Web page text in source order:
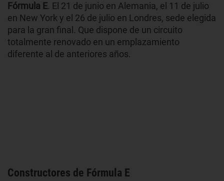
Fórmula E. El 21 de junio en Alemania, el 11 de julio
en New York y el 26 de julio en Londres, sede elegida
para la gran final. Que dispone de un circuito
totalmente renovado en un emplazamiento
diferente al de anteriores años.
Constructores de Fórmula E